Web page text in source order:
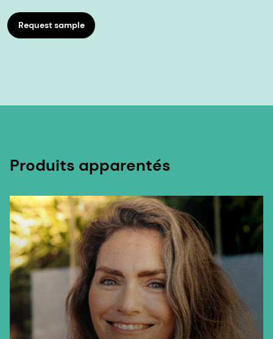
Request sample
Produits apparentés